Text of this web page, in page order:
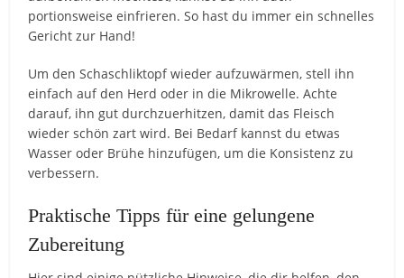
portionsweise einfrieren. So hast du immer ein schnelles
Gericht zur Hand!
Um den Schaschliktopf wieder aufzuwärmen, stell ihn
einfach auf den Herd oder in die Mikrowelle. Achte
darauf, ihn gut durchzuerhitzen, damit das Fleisch
wieder schön zart wird. Bei Bedarf kannst du etwas
Wasser oder Brühe hinzufügen, um die Konsistenz zu
verbessern.
Praktische Tipps für eine gelungene
Zubereitung